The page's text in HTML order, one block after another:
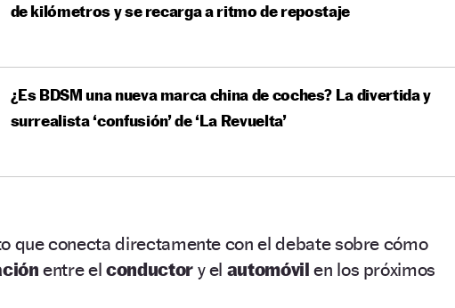
de kilómetros y se recarga a ritmo de repostaje
¿Es BDSM una nueva marca china de coches? La divertida y
surrealista ‘confusión’ de ‘La Revuelta’
que conecta directamente con el debate sobre cómo
entre elconductor y el automóvil en los próximos